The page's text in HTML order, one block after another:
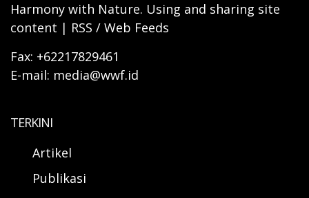
Harmony with Nature. Using and sharing site
content | RSS / Web Feeds
Fax: +62217829461
E-mail: media@wwf.id
TERKINI
Artikel
Publikasi